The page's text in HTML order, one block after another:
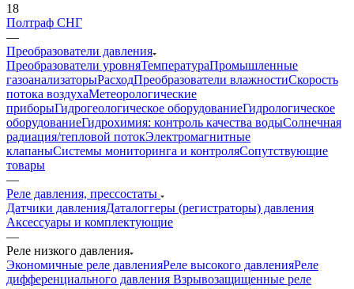
18
Полтраф СНГ
—
Преобразователи давления
Преобразователи уровняТемператураПромышленные
газоанализаторыРасходПреобразователи влажностиСкорость
потока воздухаМетеорологические
приборыГидрогеологическое оборудованиеГидрологическое
оборудованиеГидрохимия: контроль качества водыСолнечная
радиация/тепловой потокЭлектромагнитные
клапаныСистемы мониторинга и контроляСопутствующие
товары
—
Реле давления, прессостаты
Датчики давленияДаталоггеры (регистраторы) давления
Аксессуары и комплектующие
—
Реле низкого давления
Экономичные реле давленияРеле высокого давленияРеле
дифференциального давления Взрывозащищенные реле